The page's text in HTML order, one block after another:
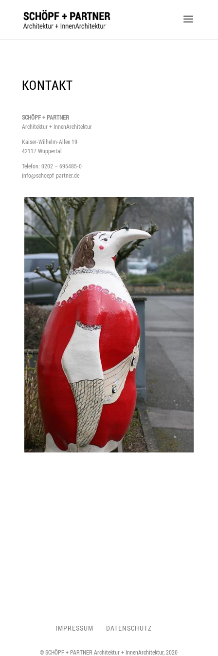
KONTAKT
SCHÖPF + PARTNER
Architektur + InnenArchitektur
Kaiser-Wilhelm-Allee 19
42117 Wuppertal
Telefon: 0202 – 695485-0
info@schoepf-partner.de
IMPRESSUM DATENSCHUTZ
© SCHÖPF + PARTNER Architektur + InnenArchitektur, 2020